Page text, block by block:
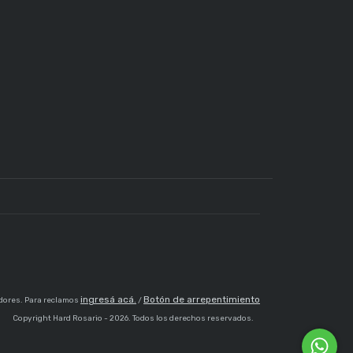
Para reclamos ingresá acá. /Botón de arrepentimiento
Copyright Hard Rosario - 2026. Todos los derechos reservados.